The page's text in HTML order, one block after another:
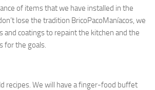
of items that we have installed in the
lose the tradition BricoPacoManíacos, we
and coatings to repaint the kitchen and the
for the goals.
recipes. We will have a finger-food buffet